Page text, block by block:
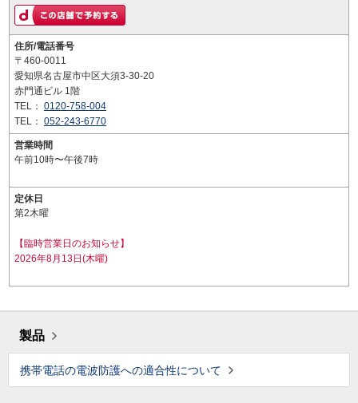
住所/電話番号
〒460-0011
愛知県名古屋市中区大須3-30-20
赤門通ビル 1階
TEL： 0120-758-004
TEL： 052-243-6770
営業時間
午前10時〜午後7時
定休日
第2木曜
【臨時営業日のお知らせ】
2026年8月13日(木曜)
製品
携帯電話の電波防護への適合性について